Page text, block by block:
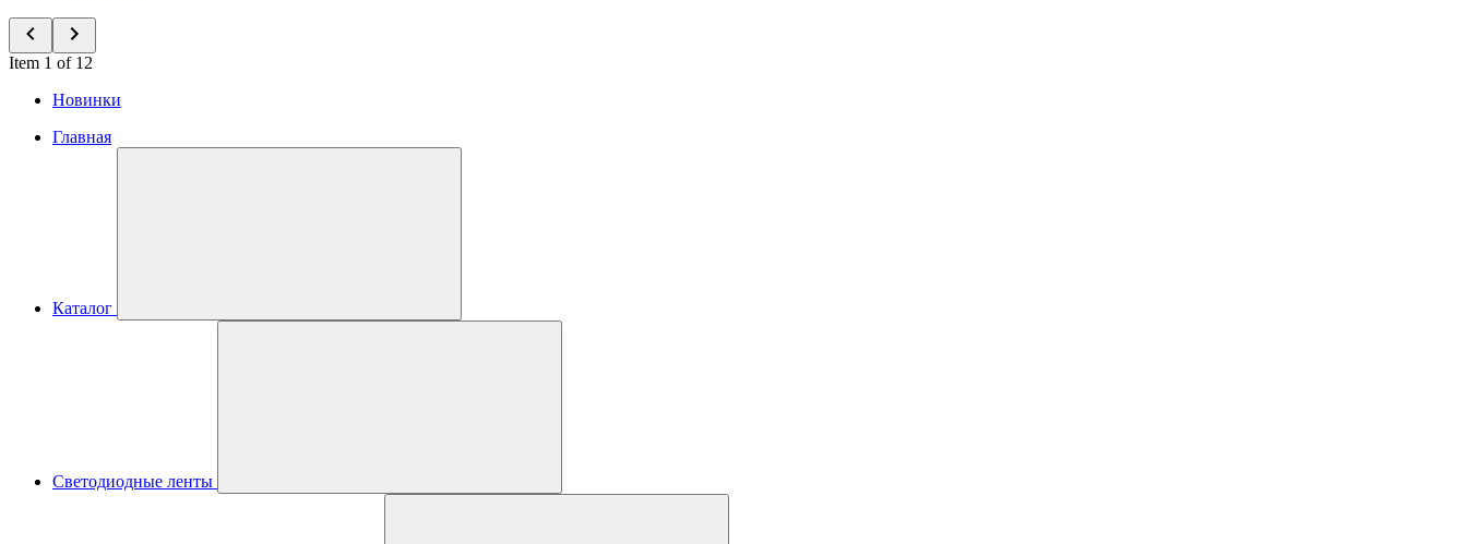
Item 1 of 12
Новинки
Главная
Каталог
Светодиодные ленты